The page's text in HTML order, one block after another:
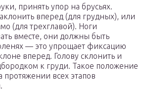
принять упор на брусьях.
вперед (для грудных), или
(для трехглавой). Ноги
вместе, они должны быть
— это упрощает фиксацию
вперед. Голову склонить и
к груди. Такое положение
протяжении всех этапов